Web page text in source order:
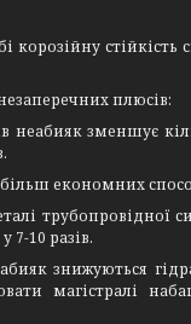
корозійну
плюсів:
неабияк зменшує
економних
трубопровідної
7-10 разів.
знижуються
магістралі